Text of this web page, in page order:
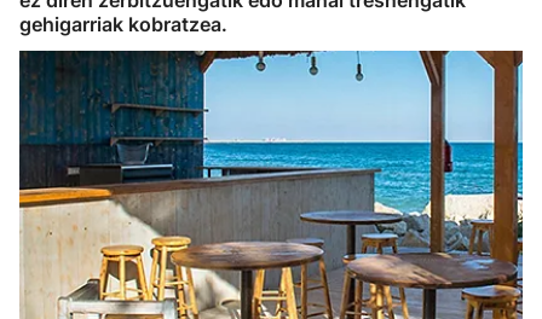
gehigarriak kobratzea.